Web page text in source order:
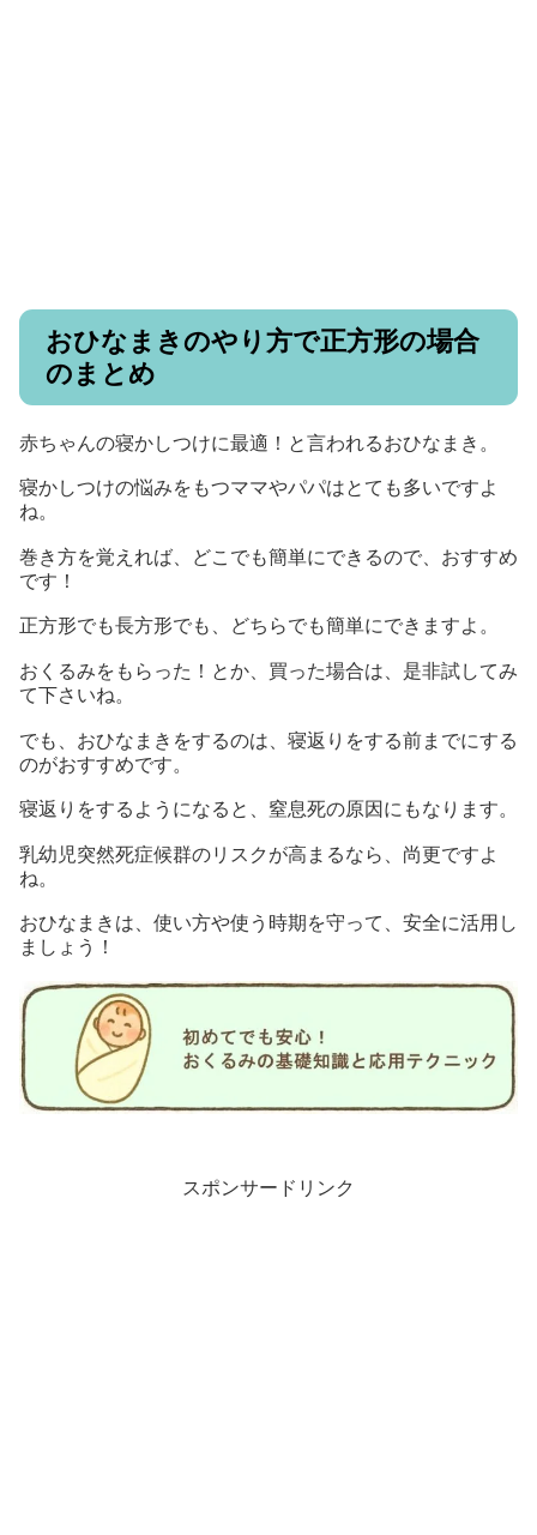
おひなまきのやり方で正方形の場合
のまとめ
赤ちゃんの寝かしつけに最適！と言われるおひなまき。
寝かしつけの悩みをもつママやパパはとても多いですよ
ね。
巻き方を覚えれば、どこでも簡単にできるので、おすすめ
です！
正方形でも長方形でも、どちらでも簡単にできますよ。
おくるみをもらった！とか、買った場合は、是非試してみ
て下さいね。
でも、おひなまきをするのは、寝返りをする前までにする
のがおすすめです。
寝返りをするようになると、窒息死の原因にもなります。
乳幼児突然死症候群のリスクが高まるなら、尚更ですよ
ね。
おひなまきは、使い方や使う時期を守って、安全に活用し
ましょう！
スポンサードリンク